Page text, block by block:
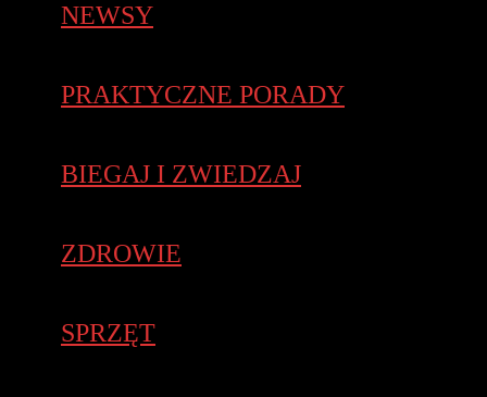
NEWSY
PRAKTYCZNE PORADY
BIEGAJ I ZWIEDZAJ
ZDROWIE
SPRZĘT